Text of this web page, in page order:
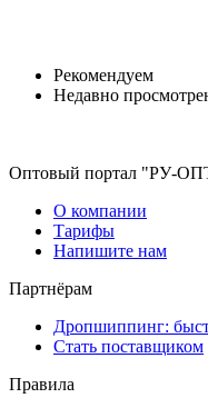
Рекомендуем
Недавно
Оптовый портал "РУ-
О компании
Тарифы
Напишите нам
Партнёрам
Дропшиппинг:
Стать поставщиком
Правила